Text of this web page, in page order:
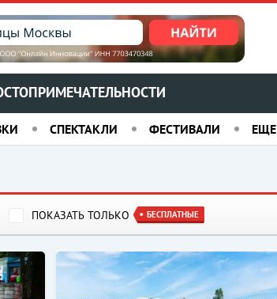
СПЕКТАКЛИ ФЕСТИВАЛИ ЕЩЕ
ПОКАЗАТЬ ТОЛЬКО БЕСПЛАТНЫЕ